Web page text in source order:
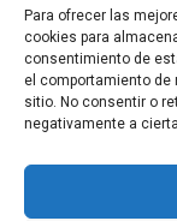
Para ofrecer las
cookies para
consentimiento de
el comportamiento
sitio. No consentir o
negativamente a
OBRA
BLOG
© 2023
derechos